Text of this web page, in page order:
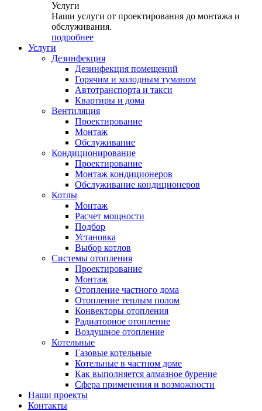
Услуги
Наши услуги от проектирования до монтажа и
обслуживания.
подробнее
Услуги
Дезинфекция
Дезинфекция помещений
Горячим и холодным туманом
Автотранспорта и такси
Квартиры и дома
Вентиляция
Проектирование
Монтаж
Обслуживание
Кондиционирование
Проектирование
Монтаж кондиционеров
Обслуживание кондиционеров
Котлы
Монтаж
Расчет мощности
Подбор
Установка
Выбор котлов
Системы отопления
Проектирование
Монтаж
Отопление частного дома
Отопление теплым полом
Конвекторы отопления
Радиаторное отопление
Воздушное отопление
Котельные
Газовые котельные
Котельные в частном доме
Как выполняется алмазное бурение
Сфера применения и возможности
Наши проекты
Контакты